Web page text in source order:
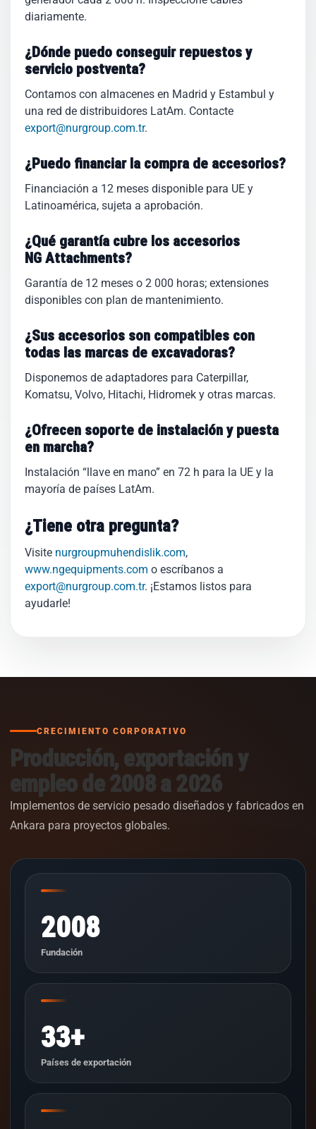
diariamente.
¿Dónde puedo conseguir repuestos y
servicio postventa?
Contamos con almacenes en Madrid y Estambul y
una red de distribuidores LatAm. Contacte
export@nurgroup.com.tr.
¿Puedo financiar la compra de accesorios?
Financiación a 12 meses disponible para UE y
Latinoamérica, sujeta a aprobación.
¿Qué garantía cubre los accesorios
NG Attachments?
Garantía de 12 meses o 2 000 horas; extensiones
disponibles con plan de mantenimiento.
¿Sus accesorios son compatibles con
todas las marcas de excavadoras?
Disponemos de adaptadores para Caterpillar,
Komatsu, Volvo, Hitachi, Hidromek y otras marcas.
¿Ofrecen soporte de instalación y puesta
en marcha?
Instalación “llave en mano” en 72 h para la UE y la
mayoría de países LatAm.
¿Tiene otra pregunta?
Visite nurgroupmuhendislik.com,
www.ngequipments.com o escríbanos a
export@nurgroup.com.tr. ¡Estamos listos para
ayudarle!
CRECIMIENTO CORPORATIVO
Producción, exportación y
empleo de 2008 a 2026
Implementos de servicio pesado diseñados y fabricados en
Ankara para proyectos globales.
2008
Fundación
33+
Países de exportación